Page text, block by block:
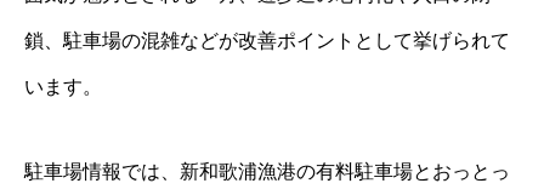
鎖、駐車場の混雑などが改善ポイントとして挙げられて
います。
駐車場情報では、新和歌浦漁港の有料駐車場とおっとっ